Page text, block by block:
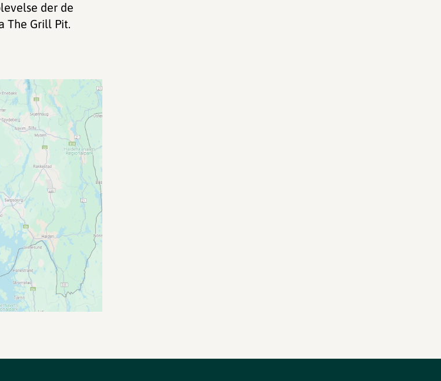
der de
The Grill Pit.